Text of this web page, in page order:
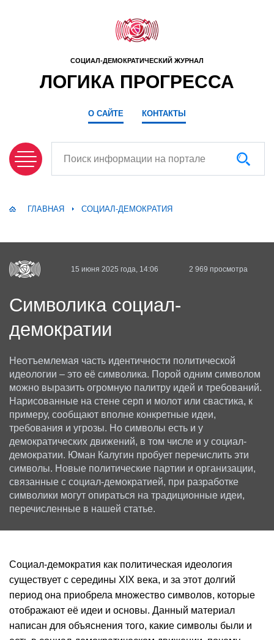
О САЙТЕ КОНТАКТЫ
СОЦИАЛ-ДЕМОКРАТИЧЕСКИЙ ЖУРНАЛ
ЛОГИКА ПРОГРЕССА
ГЛАВНАЯ СОЦИАЛ-ДЕМОКРАТИЯ
15 июня 2025 года, 14:06 2 969 просмотра
Символика социал-
демократии
Неотъемлемая часть идентичности политической
идеологии – это её символика. Порой одним символом
можно выразить огромную палитру идей и требований.
Нарисованные на стене серп и молот или свастика, к
примеру, сообщают вполне конкретные идеи,
требования и угрозы. Но символы есть и у
демократических движений, в том числе и у социал-
демократии. Юман Калугин пробует перечислить эти
символы. Новые политические партии и организации,
связанные с социал-демократией, при разработке
символики могут опираться на традиционные идеи,
перечисленные в нашей статье.
Социал-демократия как политическая идеология
существует с середины XIX века, и за этот долгий
период она приобрела множество символов, которые
отображают её идеи и основы. Данный материал
написан для объяснения того, какие символы были и